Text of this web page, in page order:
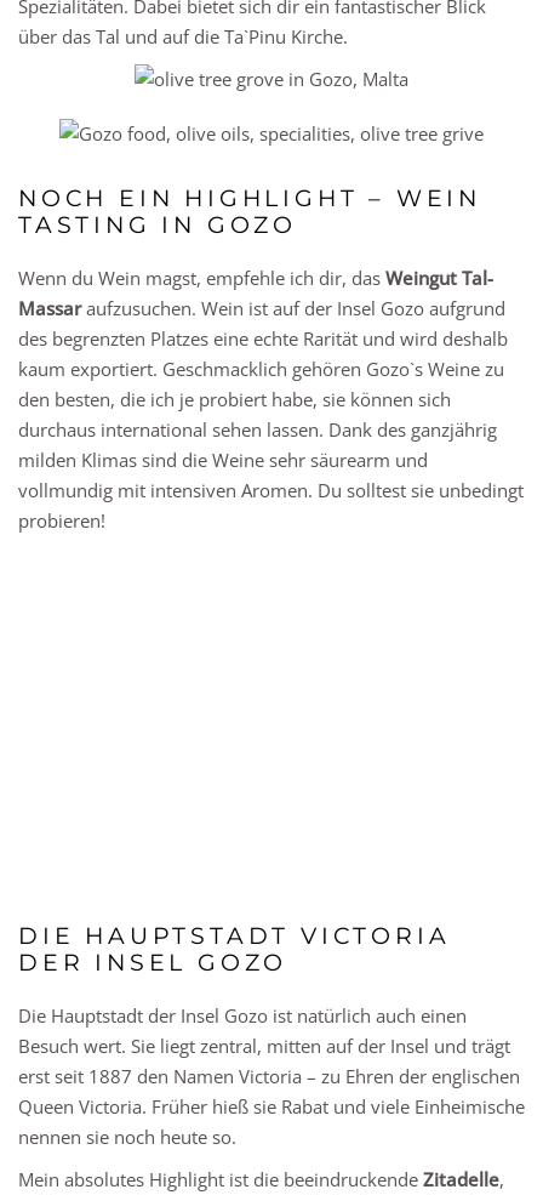
Spezialitäten. Dabei bietet sich dir ein fantastischer Blick
über das Tal und auf die Ta`Pinu Kirche.
NOCH EIN HIGHLIGHT – WEIN
TASTING IN GOZO
Wenn du Wein magst, empfehle ich dir, das Weingut Tal-
Massaraufzusuchen. Wein ist auf der Insel Gozo aufgrund
des begrenzten Platzes eine echte Rarität und wird deshalb
kaum exportiert. Geschmacklich gehören Gozo`s Weine zu
den besten, die ich je probiert habe, sie können sich
durchaus international sehen lassen. Dank des ganzjährig
milden Klimas sind die Weine sehr säurearm und
vollmundig mit intensiven Aromen. Du solltest sie unbedingt
probieren!
DIE HAUPTSTADT VICTORIA
DER INSEL GOZO
Die Hauptstadt der Insel Gozo ist natürlich auch einen
Besuch wert. Sie liegt zentral, mitten auf der Insel und trägt
erst seit 1887 den Namen Victoria – zu Ehren der englischen
Queen Victoria. Früher hieß sie Rabat und viele Einheimische
nennen sie noch heute so.
Mein absolutes Highlight ist die beeindruckende Zitadelle,